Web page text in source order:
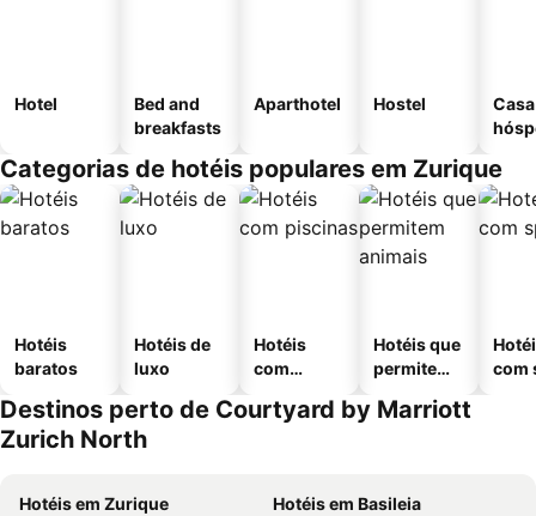
Hotel
Bed and
breakfasts
Aparthotel Hostel
Categorias de hotéis populares em Zurique
Hotéis
baratos
Hotéis de
luxo
Hotéis
com
Hotéis que
permitem
com
Destinos perto de Courtyard by Marriott
Zurich North
Hotéis em Zurique
Hotéis em Basileia